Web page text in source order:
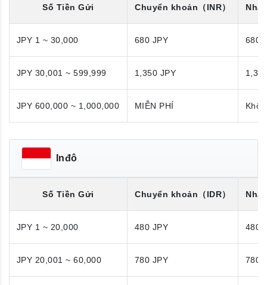
Số Tiền Gửi Chuyển khoản （INR）
JPY 1 ~ 30,000 680 JPY 680
JPY 30,001 ~ 599,999 1,350 JPY
JPY 600,000 ~ 1,000,000 MIỄN PHÍ
Inđô
Số Tiền Gửi Chuyển khoản （IDR）
JPY 1 ~ 20,000 480 JPY 480
JPY 20,001 ~ 60,000 780 JPY 780